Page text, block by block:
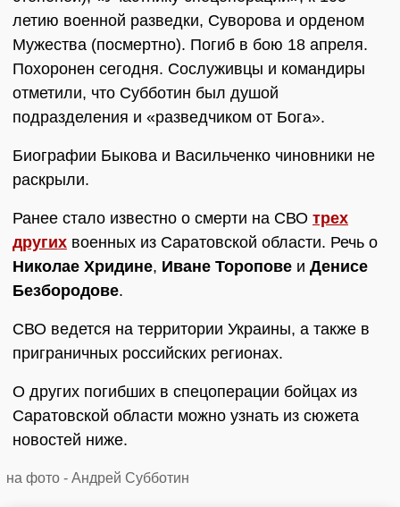
летию военной разведки, Суворова и орденом
Мужества (посмертно). Погиб в бою 18 апреля.
Похоронен сегодня. Сослуживцы и командиры
отметили, что Субботин был душой
подразделения и «разведчиком от Бога».
Биографии Быкова и Васильченко чиновники не
раскрыли.
Ранее стало известно о смерти на СВО трех
других военных из Саратовской области. Речь о
Николае Хридине, Иване Торопове и Денисе
Безбородове.
СВО ведется на территории Украины, а также в
приграничных российских регионах.
О других погибших в спецоперации бойцах из
Саратовской области можно узнать из сюжета
новостей ниже.
на фото - Андрей Субботин